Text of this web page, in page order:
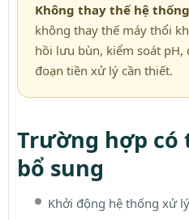
Không thay thế hệ
không thay thế máy thổi
hồi lưu bùn, kiểm soát pH,
đoạn tiền xử lý cần thiết.
Trường hợp có
bổ sung
Khởi động hệ thống xử